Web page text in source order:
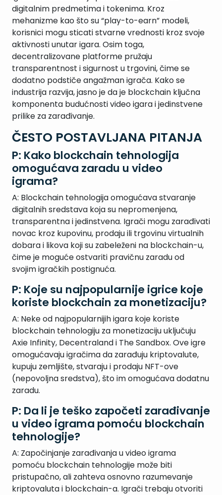
digitalnim predmetima i tokenima. Kroz
mehanizme kao što su “play-to-earn” modeli,
korisnici mogu sticati stvarne vrednosti kroz svoje
aktivnosti unutar igara. Osim toga,
decentralizovane platforme pružaju
transparentnost i sigurnost u trgovini, čime se
dodatno podstiče angažman igrača. Kako se
industrija razvija, jasno je da je blockchain ključna
komponenta budućnosti video igara i jedinstvene
prilike za zarađivanje.
ČESTO POSTAVLJANA PITANJA
P: Kako blockchain tehnologija
omogućava zaradu u video
igrama?
A: Blockchain tehnologija omogućava stvaranje
digitalnih sredstava koja su nepromenjena,
transparentna i jedinstvena. Igrači mogu zarađivati
novac kroz kupovinu, prodaju ili trgovinu virtualnih
dobara i likova koji su zabeleženi na blockchain-u,
čime je moguće ostvariti pravičnu zaradu od
svojim igračkih postignuća.
P: Koje su najpopularnije igrice koje
koriste blockchain za monetizaciju?
A: Neke od najpopularnijih igara koje koriste
blockchain tehnologiju za monetizaciju uključuju
Axie Infinity, Decentraland i The Sandbox. Ove igre
omogućavaju igračima da zarađuju kriptovalute,
kupuju zemljište, stvaraju i prodaju NFT-ove
(nepovoljna sredstva), što im omogućava dodatnu
zaradu.
P: Da li je teško započeti zarađivanje
u video igrama pomoću blockchain
tehnologije?
A: Započinjanje zarađivanja u video igrama
pomoću blockchain tehnologije može biti
pristupačno, ali zahteva osnovno razumevanje
kriptovaluta i blockchain-a. Igrači trebaju otvoriti